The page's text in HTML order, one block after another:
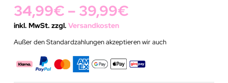
34,99€ – 39,99€
inkl. MwSt. zzgl. Versandkosten
Außer den Standardzahlungen akzeptieren wir auch